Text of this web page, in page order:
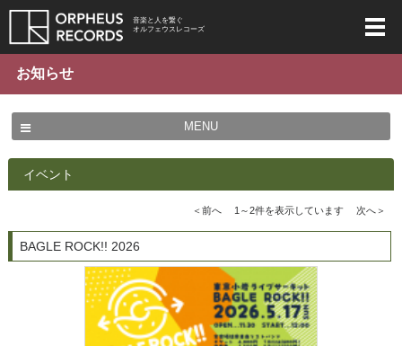
音楽と人を繋ぐ
オルフェウスレコーズ
お知らせ
MENU
イベント
＜前へ 1～2件を表示しています 次へ＞
BAGLE ROCK!! 2026